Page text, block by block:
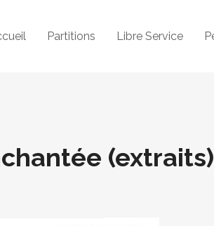
Partitions Libre Service
(extraits)